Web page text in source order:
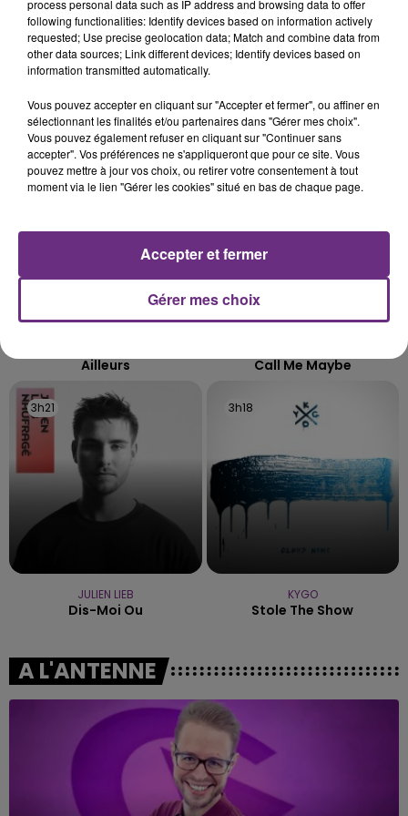
L'ORDRE SUR LES CONDITIONS DE...
Alors que les dates de début des vendange 2026
s'est avéré être plus précoce que prévu,
les conditions de...
TITRES DIFFUSÉS
3h27
3h27
Ailleurs
3h24
3h24
Call Me Maybe
3h21
3h21
JULIEN LIEB
Dis-Moi Ou
3h18
3h18
KYGO
Stole The Show
A L'ANTENNE
process personal data such as IP address and browsing data to offer
following functionalities: Identify devices based on information actively
requested; Use precise geolocation data; Match and combine data from
other data sources; Link different devices; Identify devices based on
information transmitted automatically.
Vous pouvez accepter en cliquant sur "Accepter et fermer", ou affiner en
sélectionnant les finalités et/ou partenaires dans "Gérer mes choix".
Vous pouvez également refuser en cliquant sur "Continuer sans
accepter". Vos préférences ne s'appliqueront que pour ce site. Vous
pouvez mettre à jour vos choix, ou retirer votre consentement à tout
moment via le lien "Gérer les cookies" situé en bas de chaque page.
Gérer mes choix
Accepter et fermer